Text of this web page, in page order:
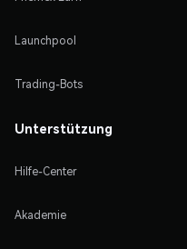
Launchpool
Trading-Bots
Unterstützung
Hilfe-Center
Akademie